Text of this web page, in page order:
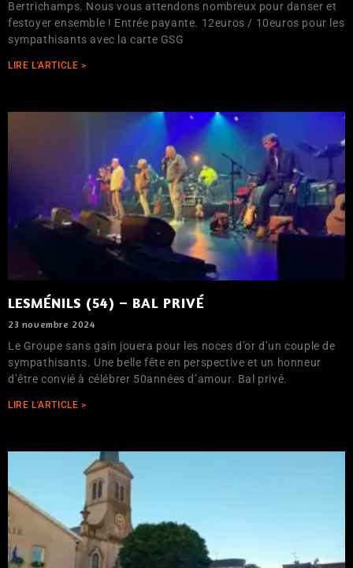
Bertrichamps. Nous vous attendons nombreux pour danser et
festoyer ensemble ! Entrée payante. 12euros / 10euros pour les
sympathisants avec la carte GSG
LIRE L'ARTICLE >
LESMÉNILS (54) – BAL PRIVÉ
23 novembre 2024
Le Groupe sans gain jouera pour les noces d’or d’un couple de
sympathisants. Une belle fête en perspective et un honneur
d’être convié à célébrer 50années d’amour. Bal privé.
LIRE L'ARTICLE >